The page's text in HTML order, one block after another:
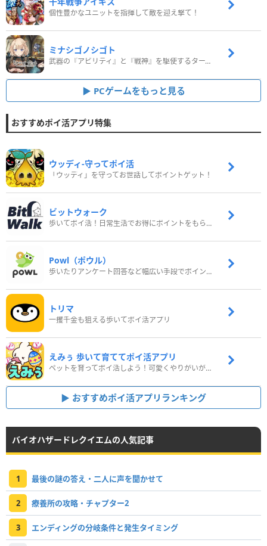
個性豊かなユニットを指揮して敵を迎え撃て！
ミナシゴノシゴト
武器の『アビリティ』と『戦神』を駆使するターン制コマンドバトルRPG！
PCゲームをもっと見る
おすすめポイ活アプリ特集
ウッディ‐守ってポイ活
「ウッディ」を守ってお世話してポイントゲット！
ビットウォーク
歩いてポイ活！日常生活でお得にポイントをもらおう
Powl（ポウル）
歩いたりアンケート回答など幅広い手段でポイントをゲット
トリマ
一攫千金も狙える歩いてポイ活アプリ
えみぅ 歩いて育ててポイ活アプリ
ペットを育ってポイ活しよう！可愛くやりがいがある新感覚アプリ
おすすめポイ活アプリランキング
バイオハザードレクイエムの人気記事
1 最後の謎の答え・二人に声を聞かせて
2 療養所の攻略・チャプター2
3 エンディングの分岐条件と発生タイミング